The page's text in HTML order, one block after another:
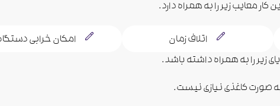
معایب زیر را به همراه دارد.
اتلاف زمان امکان خرابی
زیر را به همراه داشته باشد.
صورت کاغذی نیازی نیست.